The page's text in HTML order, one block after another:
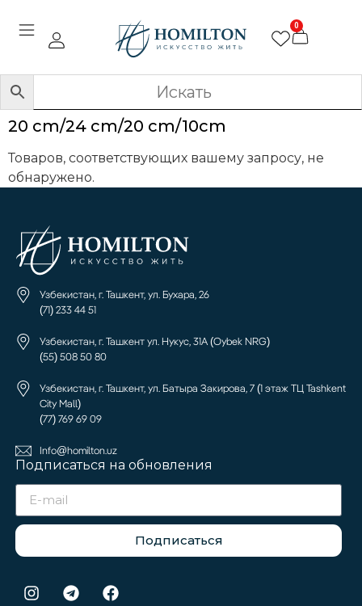
0
20 cm/24 cm/20 cm/10cm
Товаров, соответствующих вашему запросу, не
обнаружено.
Узбекистан, г. Ташкент, ул. Бухара, 26
(71) 233 44 51
Узбекистан, г. Ташкент ул. Нукус, 31А (Oybek NRG)
(55) 508 50 80
Узбекистан, г. Ташкент, ул. Батыра Закирова, 7 (1 этаж ТЦ Tashkent
City Mall)
(77) 769 69 09
Info@homilton.uz
Подписаться на обновления
Подписаться